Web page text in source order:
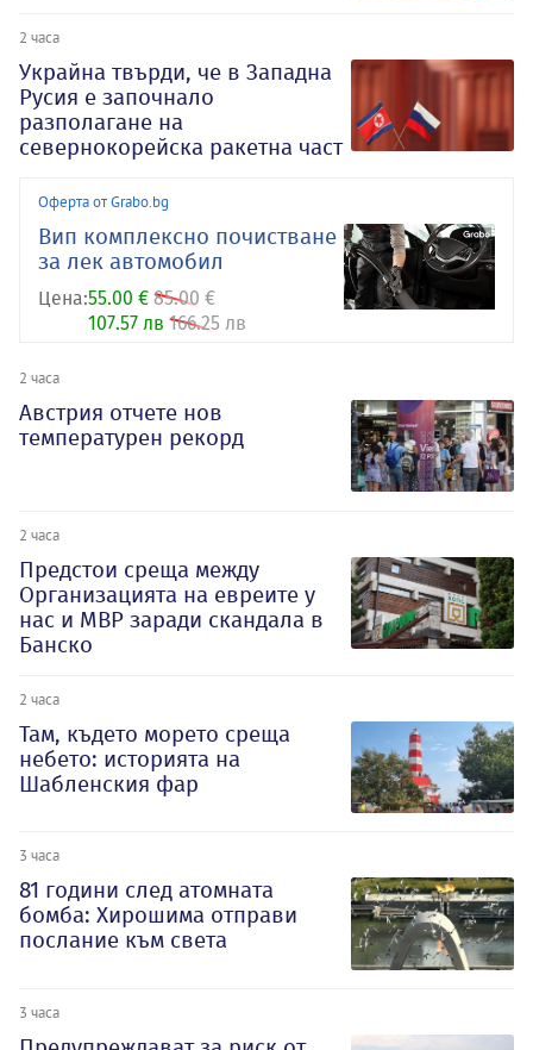
2 часа
Украйна твърди, че в Западна
Русия е започнало
разполагане на
севернокорейска ракетна част
Оферта от Grabo.bg
Вип комплексно почистване
за лек автомобил
Цена:55.00 € 85.00 €
107.57 лв 166.25 лв
2 часа
Австрия отчете нов
температурен рекорд
2 часа
Предстои среща между
Организацията на евреите у
нас и МВР заради скандала в
Банско
2 часа
Там, където морето среща
небето: историята на
Шабленския фар
3 часа
81 години след атомната
бомба: Хирошима отправи
послание към света
3 часа